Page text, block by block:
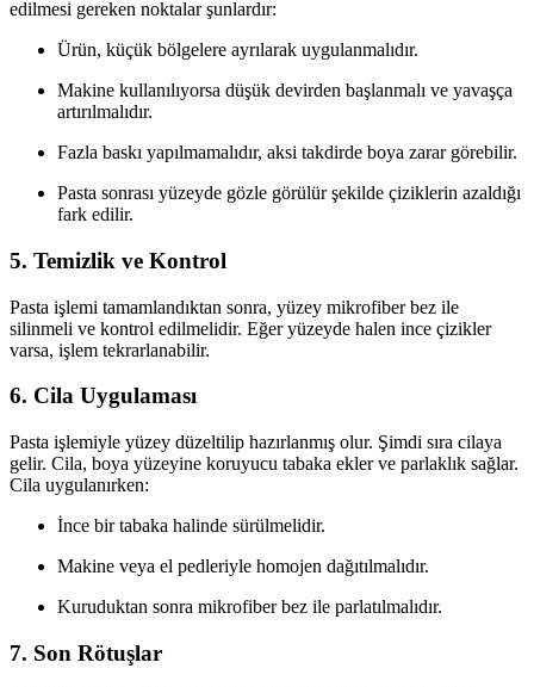
edilmesi gereken noktalar şunlardır:
Ürün, küçük bölgelere ayrılarak uygulanmalıdır.
Makine kullanılıyorsa düşük devirden başlanmalı ve yavaşça
artırılmalıdır.
Fazla baskı yapılmamalıdır, aksi takdirde boya zarar görebilir.
Pasta sonrası yüzeyde gözle görülür şekilde çiziklerin azaldığı
fark edilir.
5. Temizlik ve Kontrol
Pasta işlemi tamamlandıktan sonra, yüzey mikrofiber bez ile
silinmeli ve kontrol edilmelidir. Eğer yüzeyde halen ince çizikler
varsa, işlem tekrarlanabilir.
6. Cila Uygulaması
Pasta işlemiyle yüzey düzeltilip hazırlanmış olur. Şimdi sıra cilaya
gelir. Cila, boya yüzeyine koruyucu tabaka ekler ve parlaklık sağlar.
Cila uygulanırken:
İnce bir tabaka halinde sürülmelidir.
Makine veya el pedleriyle homojen dağıtılmalıdır.
Kuruduktan sonra mikrofiber bez ile parlatılmalıdır.
7. Son Rötuşlar